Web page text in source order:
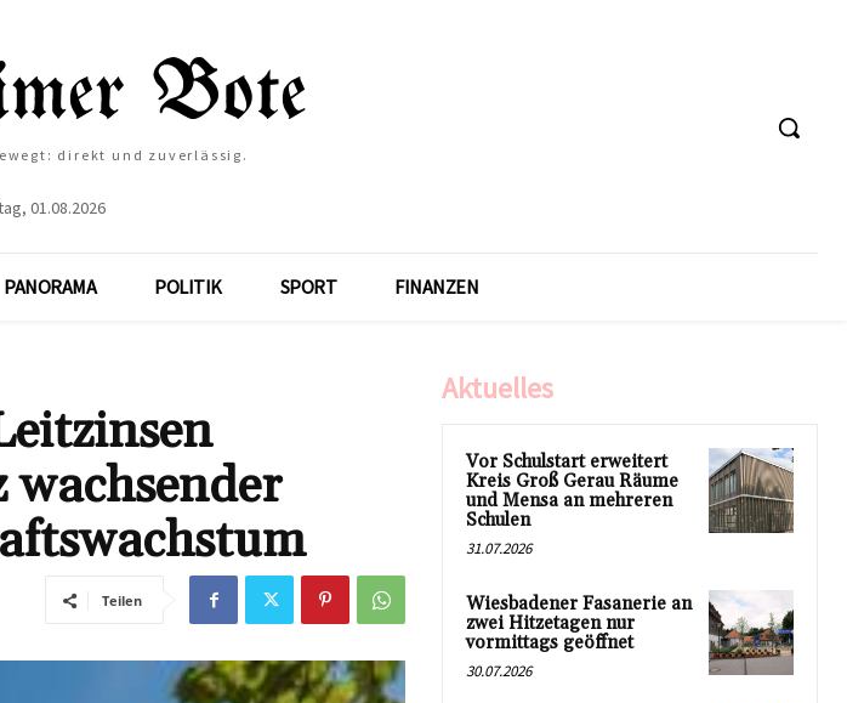
direkt und zuverlässig.
01.08.2026
PANORAMA POLITIK SPORT FINANZEN
Teilen
Aktuelles
Vor Schulstart erweitert
Kreis Groß Gerau Räume
und Mensa an mehreren
Schulen
31.07.2026
Wiesbadener Fasanerie an
zwei Hitzetagen nur
vormittags geöffnet
30.07.2026